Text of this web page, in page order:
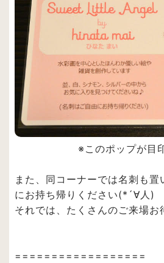
※このポップが目
また、同コーナーでは名刺も置
にお持ち帰りください(*´∀人)
それでは、たくさんのご来場お
==================